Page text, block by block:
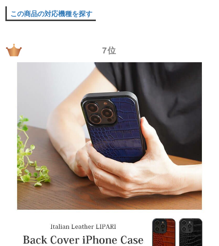
この商品の対応機種を探す
7位